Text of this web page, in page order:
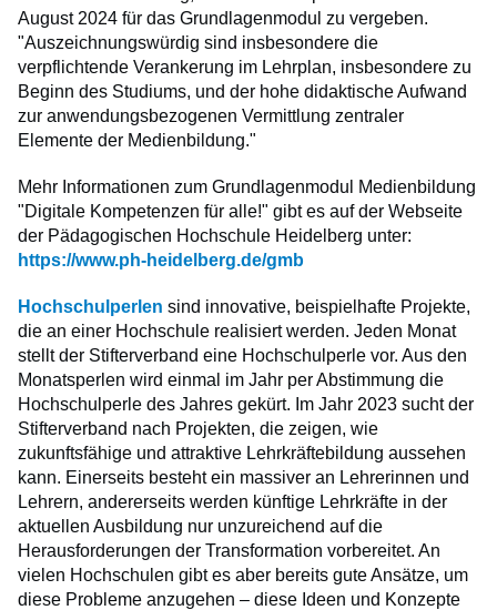
August 2024 für das Grundlagenmodul zu vergeben.
"Auszeichnungswürdig sind insbesondere die
verpflichtende Verankerung im Lehrplan, insbesondere zu
Beginn des Studiums, und der hohe didaktische Aufwand
zur anwendungsbezogenen Vermittlung zentraler
Elemente der Medienbildung."
Mehr Informationen zum Grundlagenmodul Medienbildung
"Digitale Kompetenzen für alle!" gibt es auf der Webseite
der Pädagogischen Hochschule Heidelberg unter:
https://www.ph-heidelberg.de/gmb
Hochschulperlen sind innovative, beispielhafte Projekte,
die an einer Hochschule realisiert werden. Jeden Monat
stellt der Stifterverband eine Hochschulperle vor. Aus den
Monatsperlen wird einmal im Jahr per Abstimmung die
Hochschulperle des Jahres gekürt. Im Jahr 2023 sucht der
Stifterverband nach Projekten, die zeigen, wie
zukunftsfähige und attraktive Lehrkräftebildung aussehen
kann. Einerseits besteht ein massiver an Lehrerinnen und
Lehrern, andererseits werden künftige Lehrkräfte in der
aktuellen Ausbildung nur unzureichend auf die
Herausforderungen der Transformation vorbereitet. An
vielen Hochschulen gibt es aber bereits gute Ansätze, um
diese Probleme anzugehen – diese Ideen und Konzepte